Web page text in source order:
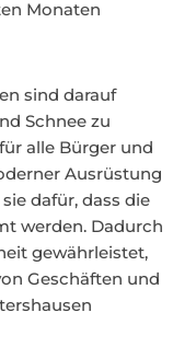
Monaten
sind darauf
Schnee zu
alle Bürger und
Ausrüstung
dafür, dass die
werden. Dadurch
gewährleistet,
Geschäften und